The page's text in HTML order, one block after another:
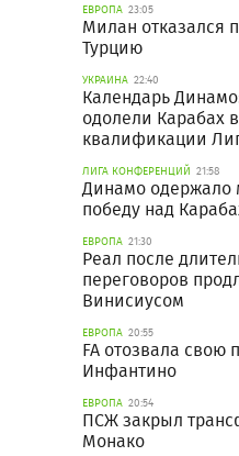
ЕВРОПА 23:05
Милан отказался
Турцию
УКРАИНА 22:40
Календарь
одолели Карабах
квалификации
ЛИГА КОНФЕРЕНЦИЙ 21:58
Динамо
победу над
ЕВРОПА 21:30
Реал после
переговоров
Винисиусом
ЕВРОПА 20:55
FA отозвала свою
Инфантино
ЕВРОПА 20:54
ПСЖ закрыл
Монако